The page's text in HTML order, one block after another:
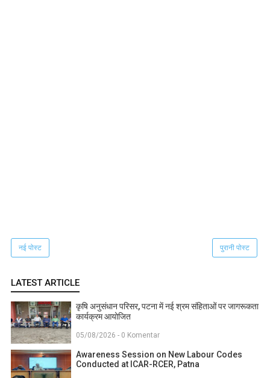
नई पोस्ट पुरानी पोस्ट
LATEST ARTICLE
कृषि अनुसंधान परिसर, पटना में नई श्रम संहिताओं पर जागरूकता
कार्यक्रम आयोजित
05/08/2026 - 0 Komentar
Awareness Session on New Labour Codes
Conducted at ICAR-RCER, Patna